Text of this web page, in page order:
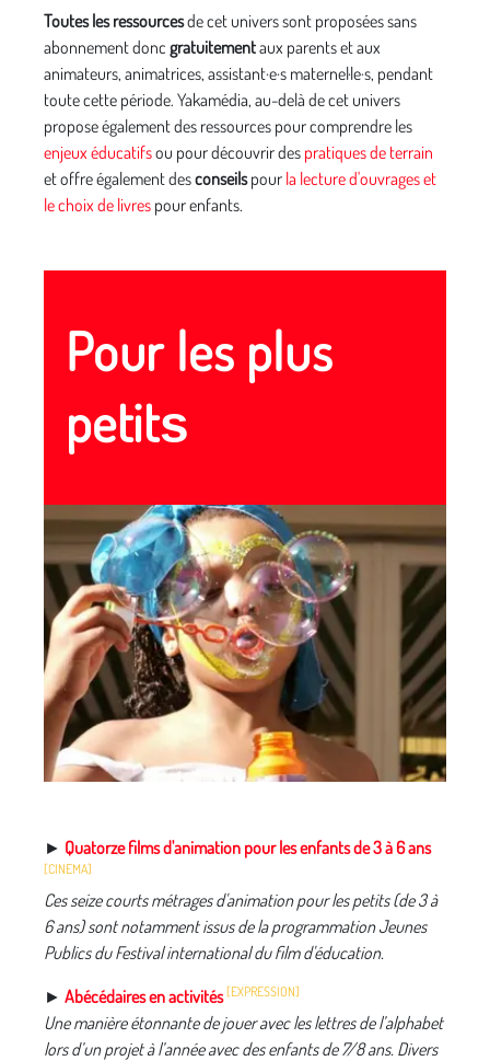
Toutes les ressourcesde cet univers sont proposées sans
abonnement donc gratuitementaux parents et aux
animateurs, animatrices, assistant·e·s maternel·le·s, pendant
toute cette période. Yakamédia, au-delà de cet univers
propose également des ressources pour comprendre les
enjeux éducatifsou pour découvrir des pratiques de terrain
et offre également desconseilspour la lecture d'ouvrages et
le choix de livres pour enfants.
Pour les plus
petits
► Quatorze films d'animation pour les enfants de 3 à 6 ans
[CINEMA]
Ces seize courts métrages d'animation pour les petits (de 3 à
6 ans) sont notamment issus de la programmation Jeunes
Publics du Festival international du film d'éducation.
► Abécédaires en activités [EXPRESSION]
Une manière étonnante de jouer avec les lettres de l’alphabet
lors d’un projet à l’année avec des enfants de 7/8 ans. Divers